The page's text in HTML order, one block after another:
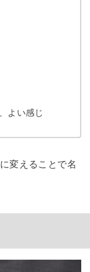
よい感じ
変えることで名